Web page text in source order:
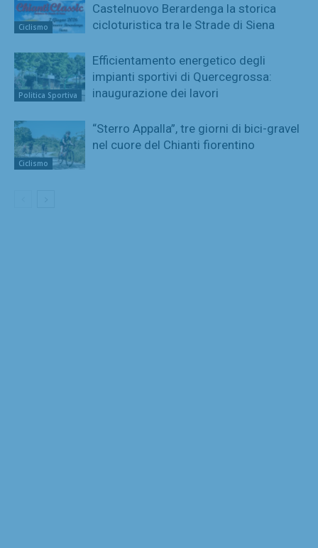
Ciclismo
Castelnuovo Berardenga la storica
cicloturistica tra le Strade di Siena
Politica Sportiva
Efficientamento energetico degli
impianti sportivi di Quercegrossa:
inaugurazione dei lavori
Ciclismo
“Sterro Appalla”, tre giorni di bici-gravel
nel cuore del Chianti fiorentino